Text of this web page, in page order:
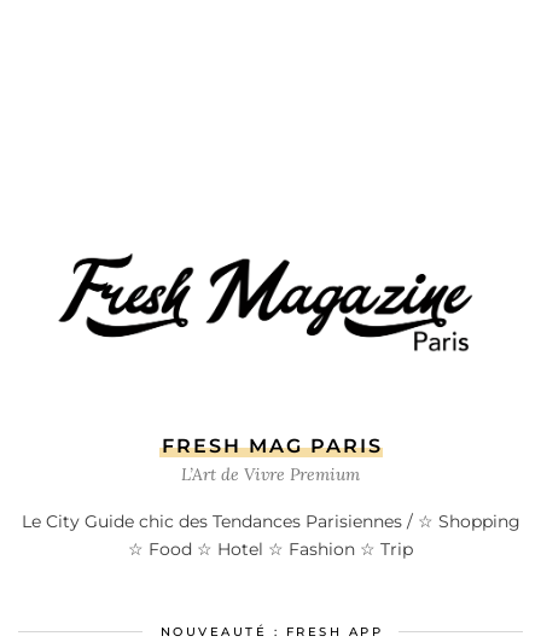
FRESH MAG PARIS
L’Art de Vivre Premium
Le City Guide chic des Tendances Parisiennes / ☆ Shopping
☆ Food ☆ Hotel ☆ Fashion ☆ Trip
NOUVEAUTÉ : FRESH APP